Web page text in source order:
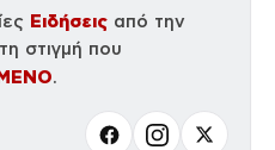
Ειδήσεις από την
στιγμή που
.